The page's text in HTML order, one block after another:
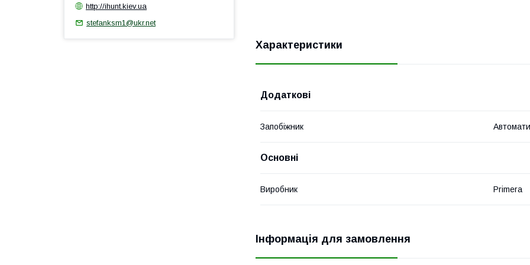
Характеристики
Додаткові
Запобіжник
Основні
Виробник Primera
Інформація для замовлення
http://ihunt.kiev.ua
stefanksm1@ukr.net